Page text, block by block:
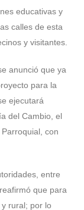
educativas y
calles de esta
y visitantes.
anunció que ya
para la
ejecutará
del Cambio, el
con
entre
que para
rural; por lo